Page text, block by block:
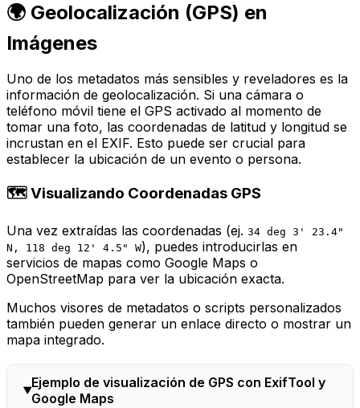
🌍 Geolocalización (GPS) en
Imágenes
Uno de los metadatos más sensibles y reveladores es la
información de geolocalización. Si una cámara o
teléfono móvil tiene el GPS activado al momento de
tomar una foto, las coordenadas de latitud y longitud se
incrustan en el EXIF. Esto puede ser crucial para
establecer la ubicación de un evento o persona.
🗺️ Visualizando Coordenadas GPS
Una vez extraídas las coordenadas (ej. 34 deg 3' 23.4"
N, 118 deg 12' 4.5" W), puedes introducirlas en
servicios de mapas como Google Maps o
OpenStreetMap para ver la ubicación exacta.
Muchos visores de metadatos o scripts personalizados
también pueden generar un enlace directo o mostrar un
mapa integrado.
Ejemplo de visualización de GPS con ExifTool y
Google Maps